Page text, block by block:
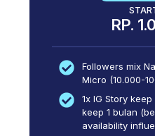
RP.
Followers mix
Micro (10.000-
1x IG Story
keep 1 bulan
availability